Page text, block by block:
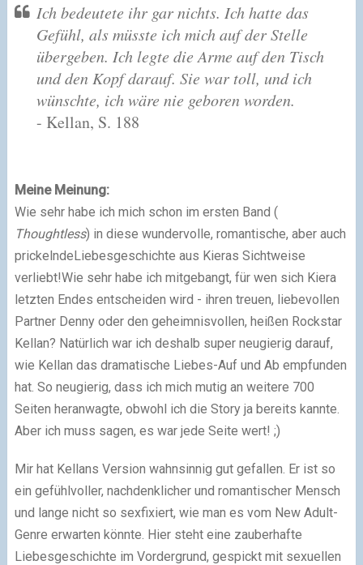
Ich bedeutete ihr gar nichts. Ich hatte das
Gefühl, als müsste ich mich auf der Stelle
übergeben. Ich legte die Arme auf den Tisch
und den Kopf darauf. Sie war toll, und ich
wünschte, ich wäre nie geboren worden.
- Kellan, S. 188
Meine Meinung:
Wie sehr habe ich mich schon im ersten Band (
Thoughtless) in diese wundervolle, romantische, aber auch
prickelndeLiebesgeschichte aus Kieras Sichtweise
verliebt!Wie sehr habe ich mitgebangt, für wen sich Kiera
letzten Endes entscheiden wird - ihren treuen, liebevollen
Partner Denny oder den geheimnisvollen, heißen Rockstar
Kellan? Natürlich war ich deshalb super neugierig darauf,
wie Kellan das dramatische Liebes-Auf und Ab empfunden
hat. So neugierig, dass ich mich mutig an weitere 700
Seiten heranwagte, obwohl ich die Story ja bereits kannte.
Aber ich muss sagen, es war jede Seite wert! ;)
Mir hat Kellans Version wahnsinnig gut gefallen. Er ist so
ein gefühlvoller, nachdenklicher und romantischer Mensch
und lange nicht so sexfixiert, wie man es vom New Adult-
Genre erwarten könnte. Hier steht eine zauberhafte
Liebesgeschichte im Vordergrund, gespickt mit sexuellen